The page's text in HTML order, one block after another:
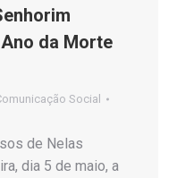
da Morte
Social
de Nelas
dia 5 de maio, a